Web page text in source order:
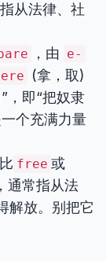
从法律、社
，由 e-
(拿，取)
，即“把奴隶
个充满力量
比 free 或
通常指从法
解放。别把它